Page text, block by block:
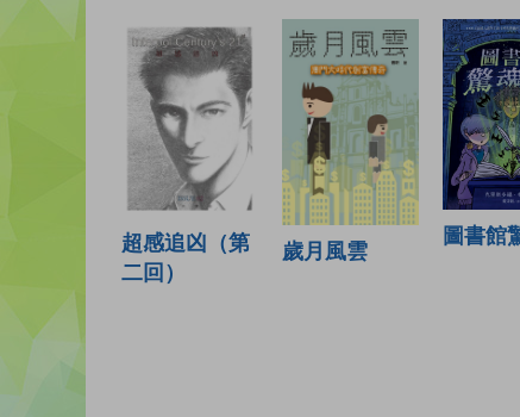
超感追凶（第
二回）
歲月風雲
圖書館